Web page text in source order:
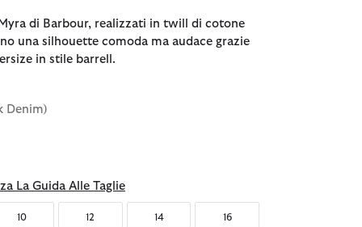
di Barbour, realizzati in twill di cotone
una silhouette comoda ma audace grazie
in stile barrell.
Denim)
La Guida Alle Taglie
10 12 14 16